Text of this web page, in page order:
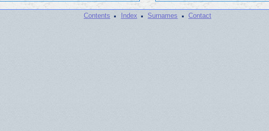
Contents · Index · Surnames · Contact